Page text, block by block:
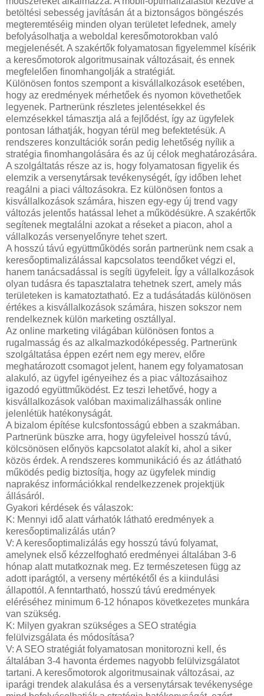
betöltési sebesség javításán át a biztonságos böngészés
megteremtéséig minden olyan területet lefednek, amely
befolyásolhatja a weboldal keresőmotorokban való
megjelenését. A szakértők folyamatosan figyelemmel kísérik
a keresőmotorok algoritmusainak változásait, és ennek
megfelelően finomhangolják a stratégiát.
Különösen fontos szempont a kisvállalkozások esetében,
hogy az eredmények mérhetőek és nyomon követhetőek
legyenek. Partnerünk részletes jelentésekkel és
elemzésekkel támasztja alá a fejlődést, így az ügyfelek
pontosan láthatják, hogyan térül meg befektetésük. A
rendszeres konzultációk során pedig lehetőség nyílik a
stratégia finomhangolására és az új célok meghatározására.
A szolgáltatás része az is, hogy folyamatosan figyelik és
elemzik a versenytársak tevékenységét, így időben lehet
reagálni a piaci változásokra. Ez különösen fontos a
kisvállalkozások számára, hiszen egy-egy új trend vagy
változás jelentős hatással lehet a működésükre. A szakértők
segítenek megtalálni azokat a réseket a piacon, ahol a
vállalkozás versenyelőnyre tehet szert.
A hosszú távú együttműködés során partnerünk nem csak a
keresőoptimalizálással kapcsolatos teendőket végzi el,
hanem tanácsadással is segíti ügyfeleit. Így a vállalkozások
olyan tudásra és tapasztalatra tehetnek szert, amely más
területeken is kamatoztatható. Ez a tudásátadás különösen
értékes a kisvállalkozások számára, hiszen sokszor nem
rendelkeznek külön marketing osztállyal.
Az online marketing világában különösen fontos a
rugalmasság és az alkalmazkodóképesség. Partnerünk
szolgáltatása éppen ezért nem egy merev, előre
meghatározott csomagot jelent, hanem egy folyamatosan
alakuló, az ügyfel igényeihez és a piac változásaihoz
igazodó együttműködést. Ez teszi lehetővé, hogy a
kisvállalkozások valóban maximalizálhassák online
jelenlétük hatékonyságát.
A bizalom építése kulcsfontosságú ebben a szakmában.
Partnerünk büszke arra, hogy ügyfeleivel hosszú távú,
kölcsönösen előnyös kapcsolatot alakít ki, ahol a siker
közös érdek. A rendszeres kommunikáció és az átlátható
működés pedig biztosítja, hogy az ügyfelek mindig
naprakész információkkal rendelkezzenek projektjük
állásáról.
Gyakori kérdések és válaszok:
K: Mennyi idő alatt várhatók látható eredmények a
keresőoptimalizálás után?
V: A keresőoptimalizálás egy hosszú távú folyamat,
amelynek első kézzelfogható eredményei általában 3-6
hónap alatt mutatkoznak meg. Ez természetesen függ az
adott iparágtól, a verseny mértékétől és a kiindulási
állapottól. A fenntartható, hosszú távú eredmények
eléréséhez minimum 6-12 hónapos következetes munkára
van szükség.
K: Milyen gyakran szükséges a SEO stratégia
felülvizsgálata és módosítása?
V: A SEO stratégiát folyamatosan monitorozni kell, és
általában 3-4 havonta érdemes nagyobb felülvizsgálatot
tartani. A keresőmotorok algoritmusainak változásai, az
iparági trendek alakulása és a versenytársak tevékenysége